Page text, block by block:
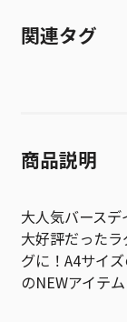
関連タグ
商品説明
大人気バース
大好評だった
グに！A4サイ
のNEWアイテム